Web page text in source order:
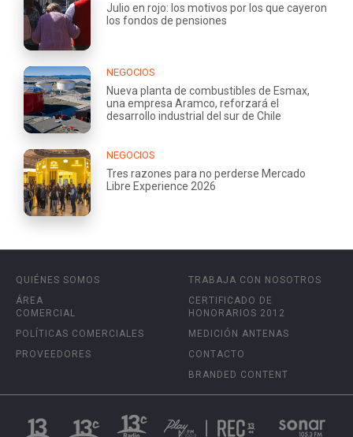
Julio en rojo: los motivos por los que cayeron
los fondos de pensiones
NEGOCIOS
Nueva planta de combustibles de Esmax,
una empresa Aramco, reforzará el
desarrollo industrial del sur de Chile
NEGOCIOS
Tres razones para no perderse Mercado
Libre Experience 2026
QUIÉNES SOMOS
ÁREA
COMERCIAL
POLÍTICAS COMERCIALES
PROVEEDORES
TRABAJA CON NOSOTROS
CERTIFICADO DE
HONORARIOS 2012
MEDICIÓN ANTENAS
CONTACTO
BRANDED CONTENT